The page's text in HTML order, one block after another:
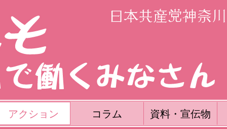
アクション コラム 資料・宣伝物